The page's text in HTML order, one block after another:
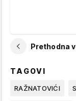
Prethodna
TAGOVI
RAŽNATOVIĆI